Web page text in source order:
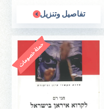
تفاصيل وتنزيل